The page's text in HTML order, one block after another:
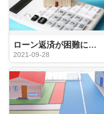
ローン返済が困難になったときに考えたい不動産の任意売却とは？
2021-09-28